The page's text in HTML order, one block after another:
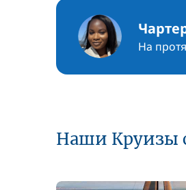
На
Наши Круизы